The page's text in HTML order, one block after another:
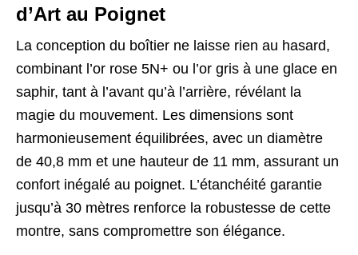
d’Art au Poignet
La conception du boîtier ne laisse rien au hasard,
combinant l’or rose 5N+ ou l’or gris à une glace en
saphir, tant à l’avant qu’à l’arrière, révélant la
magie du mouvement. Les dimensions sont
harmonieusement équilibrées, avec un diamètre
de 40,8 mm et une hauteur de 11 mm, assurant un
confort inégalé au poignet. L’étanchéité garantie
jusqu’à 30 mètres renforce la robustesse de cette
montre, sans compromettre son élégance.